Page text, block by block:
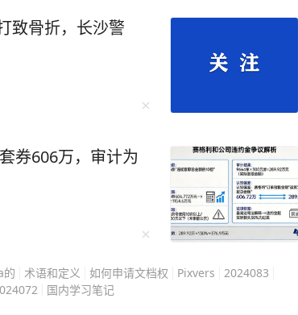
不代表台海网观点） 看了这本书才
无论正史还是野史都写得太保守了！由于尺
珍藏！ 不到一顿饭钱，点击下
致骨折，长沙警
券606万，审计为
的 术语和定义 如何申请文档权 Pixvers
2024083
国内学习笔记